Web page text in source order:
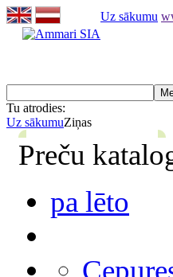
Uz sākumu
Tu atrodies:
Uz sākumuZiņas
Preču
pa lēto